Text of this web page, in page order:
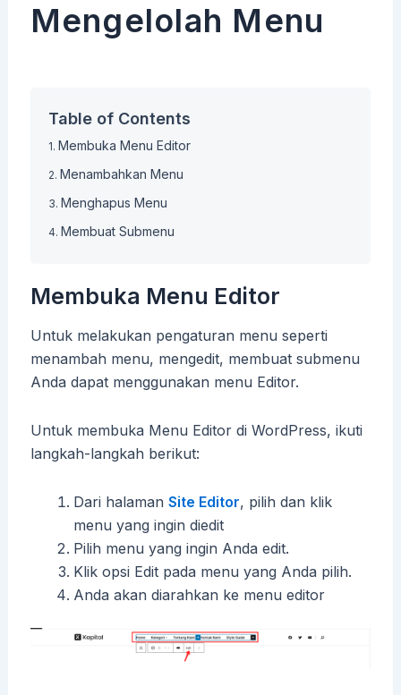
Mengelolah Menu
Table of Contents
Membuka Menu Editor
Menambahkan Menu
Menghapus Menu
Membuat Submenu
Membuka Menu Editor
Untuk melakukan pengaturan menu seperti
menambah menu, mengedit, membuat submenu
Anda dapat menggunakan menu Editor.
Untuk membuka Menu Editor di WordPress, ikuti
langkah-langkah berikut:
Dari halaman Site Editor, pilih dan klik
menu yang ingin diedit
Pilih menu yang ingin Anda edit.
Klik opsi Edit pada menu yang Anda pilih.
Anda akan diarahkan ke menu editor